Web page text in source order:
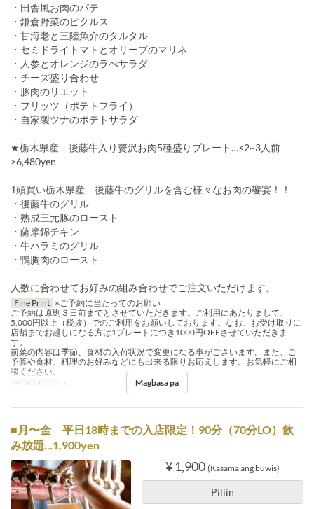
・田舎風お肉のパテ
・鎌倉野菜のピクルス
・甘海老と三陸魚介のタルタル
・セミドライトマトとオリーブのマリネ
・人参とオレンジのラぺサラダ
・チーズ盛り合わせ
・豚肉のリエット
・フリッツ（ポテトフライ）
・自家製ツナのポテトサラダ
★栃木県産 後藤牛入り贅沢お肉5種盛りプレート…<2~3人前
>6,480yen
1頭買い栃木県産 後藤牛のグリルを含む様々なお肉の饗宴！！
・後藤牛のグリル
・熟成三元豚のロースト
・薩摩錦チキン
・牛ハラミのグリル
・鴨胸肉のロースト
人数に合わせてお好みの組み合わせでご注文いただけます。
Fine Print ※ご予約に当たってのお願い
ご予約は原則３日前までとさせていただきます。ご利用にあたりまして、
5,000円以上（税抜）でのご利用をお願いしております。なお、お受け取りに
店舗までお越しになる方は1プレートにつき1000円OFFさせていただきま
す。
前菜の内容は季節、食材の入荷状況で変更になる事がございます。また、ご
予算や食材、料理のお好みなどにも出来る限りお応えします。お気軽にご相
談ください。
Order Limit
4 ~ Magbasa pa
■月〜金 平日18時までの入店限定！90分（70分LO）飲
み放題...1,900yen
¥ 1,900 (Kasama ang buwis)
Piliin